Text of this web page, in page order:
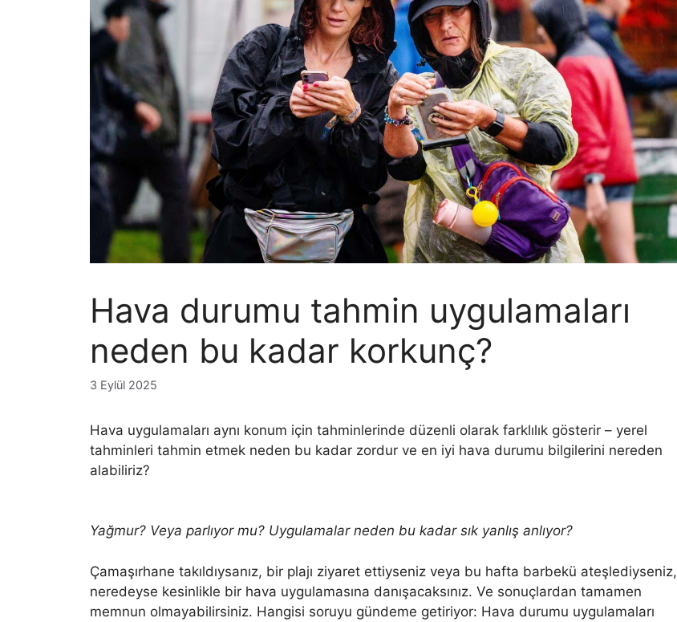
Hava durumu tahmin uygulamaları
neden bu kadar korkunç?
3 Eylül 2025
Hava uygulamaları aynı konum için tahminlerinde düzenli olarak farklılık gösterir – yerel
tahminleri tahmin etmek neden bu kadar zordur ve en iyi hava durumu bilgilerini nereden
alabiliriz?
Yağmur? Veya parlıyor mu? Uygulamalar neden bu kadar sık ​​yanlış anlıyor?
Çamaşırhane takıldıysanız, bir plajı ziyaret ettiyseniz veya bu hafta barbekü ateşlediyseniz,
neredeyse kesinlikle bir hava uygulamasına danışacaksınız. Ve sonuçlardan tamamen
memnun olmayabilirsiniz. Hangisi soruyu gündeme getiriyor: Hava durumu uygulamaları